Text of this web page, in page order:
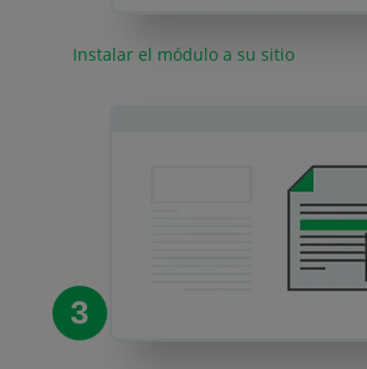
Instalar el módulo a su sitio
3